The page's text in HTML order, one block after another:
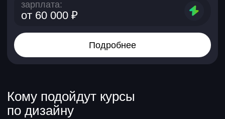
Всем, кто ищет себя
Получите новую профессию, где творчество
приносит деньги. С поддержкой
и презентации своих идей.
Тест: какая профессия
в дизайне вам
подходит?